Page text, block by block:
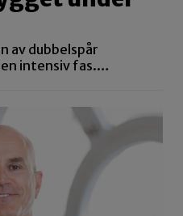
av dubbelspår
intensiv fas.…